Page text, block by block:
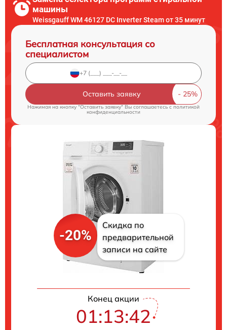
машины
Weissgauff WM 46127 DC Inverter Steam от 35 минут
Бесплатная консультация со
специалистом
Оставить заявку
Нажимая на кнопку "Оставить заявку" Вы соглашаетесь cполитикой
конфиденциальности
-20%
Скидка по
предварительной
записи на сайте
Конец акции
01:13:41